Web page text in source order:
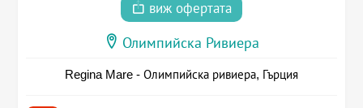
виж офертата
Олимпийска Ривиера
Regina Mare - Олимпийска ривиера, Гърция